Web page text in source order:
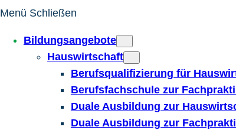
Menü Schließen
Bildungsangebote
Hauswirtschaft
Berufsqualifizierung für
Berufsfachschule zur
Duale Ausbildung zur
Duale Ausbildung zur